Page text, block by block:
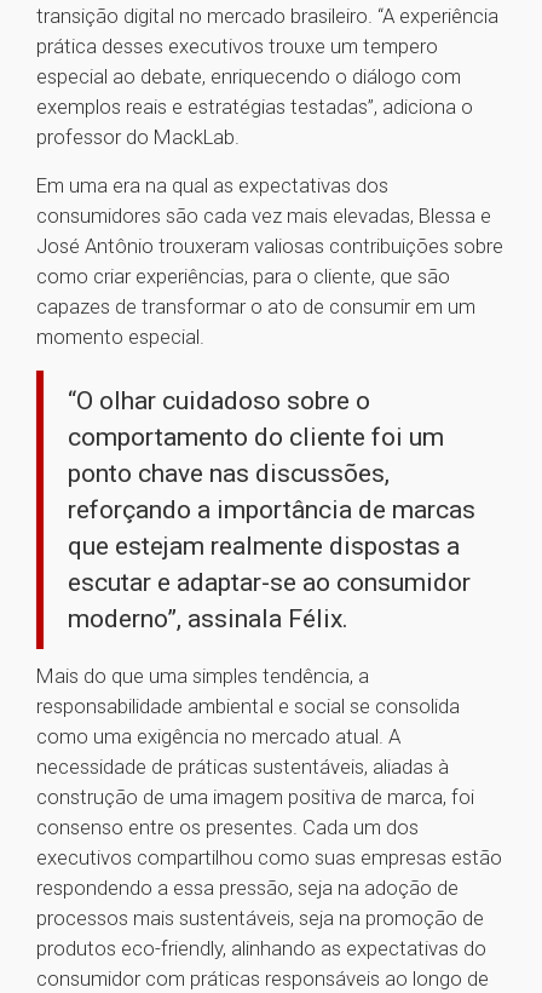
transição digital no mercado brasileiro. “A experiência
prática desses executivos trouxe um tempero
especial ao debate, enriquecendo o diálogo com
exemplos reais e estratégias testadas”, adiciona o
professor do MackLab.
Em uma era na qual as expectativas dos
consumidores são cada vez mais elevadas, Blessa e
José Antônio trouxeram valiosas contribuições sobre
como criar experiências, para o cliente, que são
capazes de transformar o ato de consumir em um
momento especial.
“O olhar cuidadoso sobre o
comportamento do cliente foi um
ponto chave nas discussões,
reforçando a importância de marcas
que estejam realmente dispostas a
escutar e adaptar-se ao consumidor
moderno”, assinala Félix.
Mais do que uma simples tendência, a
responsabilidade ambiental e social se consolida
como uma exigência no mercado atual. A
necessidade de práticas sustentáveis, aliadas à
construção de uma imagem positiva de marca, foi
consenso entre os presentes. Cada um dos
executivos compartilhou como suas empresas estão
respondendo a essa pressão, seja na adoção de
processos mais sustentáveis, seja na promoção de
produtos eco-friendly, alinhando as expectativas do
consumidor com práticas responsáveis ao longo de